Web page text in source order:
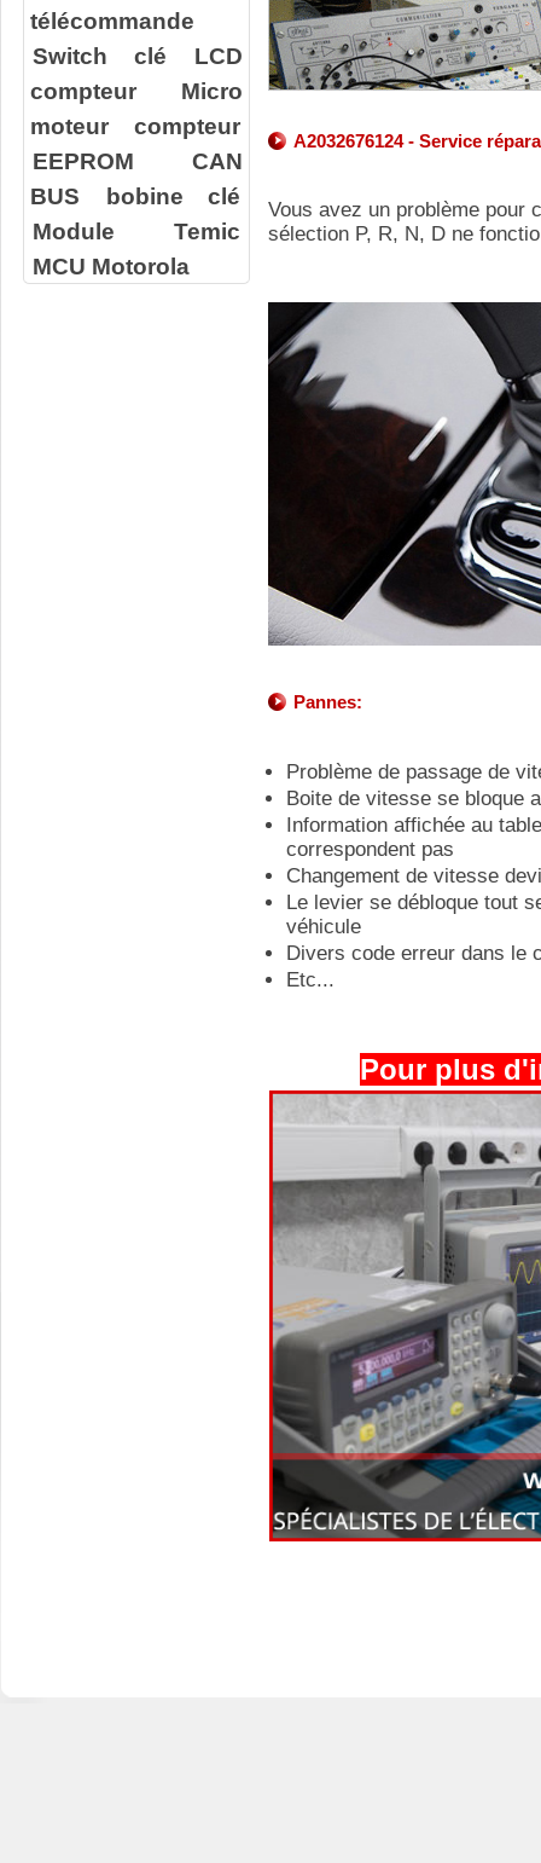
télécommande
Switch clé
LCD
compteur
Micro
moteur compteur
EEPROM
CAN
BUS
bobine clé
Module Temic
MCU Motorola
A2032676124 - Service
Vous avez un problème pour
sélection P, R, N, D ne
Pannes:
Problème de passage de
Boite de vitesse se bloque
Information affichée au
correspondent pas
Changement de vitesse
Le levier se débloque tout
véhicule
Divers code erreur dans le
Etc...
Pour plus